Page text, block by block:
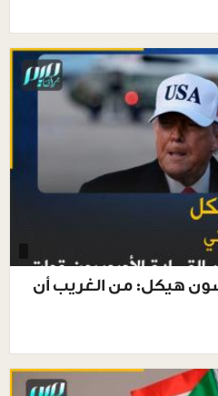
هيكل: من الغريب أن